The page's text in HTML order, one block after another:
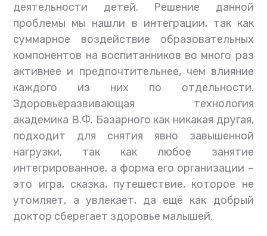
деятельности детей. Решение данной
проблемы мы нашли в интеграции, так как
суммарное воздействие образовательных
компонентов на воспитанников во много раз
активнее и предпочтительнее, чем влияние
каждого из них по отдельности.
Здоровьеразвивающая технология
академика В.Ф. Базарного как никакая другая,
подходит для снятия явно завышенной
нагрузки, так как любое занятие
интегрированное, а форма его организации –
это игра, сказка, путешествие, которое не
утомляет, а увлекает, да ещё как добрый
доктор сберегает здоровье малышей.